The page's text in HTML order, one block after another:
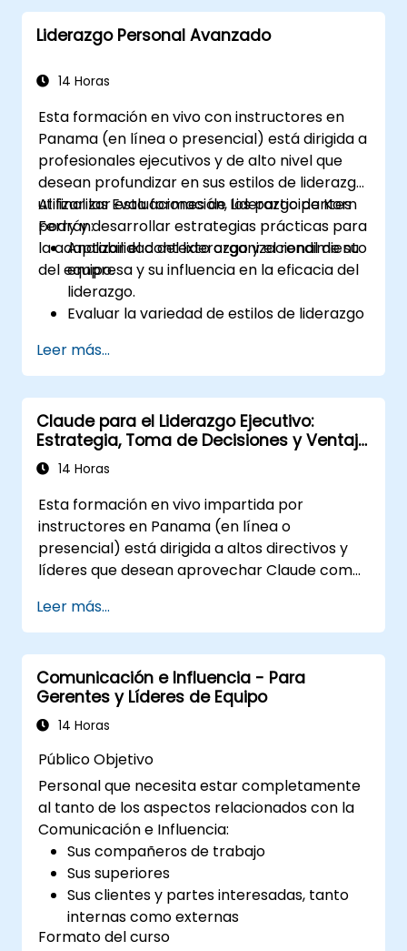
empleado (EVP)
Publicar anuncios de empleo individuales
Recibir una lista larga personalizada de
Liderazgo Personal Avanzado
14 Horas
Esta formación en vivo con instructores en
Panama (en línea o presencial) está dirigida a
profesionales ejecutivos y de alto nivel que
desean profundizar en sus estilos de liderazgo,
utilizar las Evaluaciones de Liderazgo de Korn
Ferry y desarrollar estrategias prácticas para
la adaptabilidad del liderazgo y el rendimiento
del equipo.
Al finalizar esta formación, los participantes
podrán:
Analizar el contexto organizacional de su
empresa y su influencia en la eficacia del
liderazgo.
Evaluar la variedad de estilos de liderazgo
Evaluar cómo los enfoques de liderazgo
afectan el compromiso, la dinámica y el
rendimiento del equipo.
Aplicar las retroalimentaciones de las
evaluaciones de liderazgo para identificar
fortalezas y áreas de mejora.
las conductas de liderazgo y su impacto
directo en el clima laboral.
Desarrollar estrategias prácticas para
mejorar la adaptabilidad del liderazgo y el
rendimiento del equipo.
Leer más...
Claude para el Liderazgo Ejecutivo:
Estrategia, Toma de Decisiones y Ventaja
Competitiva
14 Horas
Esta formación en vivo impartida por
instructores en Panama (en línea o
presencial) está dirigida a altos directivos y
líderes que desean aprovechar Claude como
mejorar la toma de decisiones, acelerar la
planificación y construir una ventaja
competitiva mediante un liderazgo
potenciado por IA.
Leer más...
Comunicación e Influencia - Para
Gerentes y Líderes de Equipo
14 Horas
Público Objetivo
Personal que necesita estar completamente
al tanto de los aspectos relacionados con la
Comunicación e Influencia:
Sus compañeros de trabajo
Sus superiores
Sus clientes y partes interesadas, tanto
internas como externas
Formato del curso